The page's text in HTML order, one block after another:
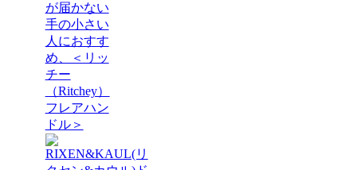
が届かない
手の小さい
人におすす
め、＜リッ
チー
（Ritchey）
フレアハン
ドル＞